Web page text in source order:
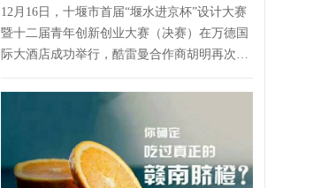
12月16日，十堰市首届“堰水进京杯”设计大赛
暨十二届青年创新创业大赛（决赛）在万德国
际大酒店成功举行，酷雷曼合作商胡明再次斩